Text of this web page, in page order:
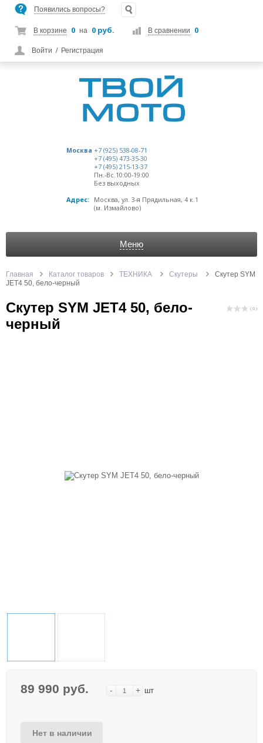
Появились вопросы?
В корзине 0 на 0 руб. В сравнении 0
Войти / Регистрация
Москва +7 (925) 538-08-71
+7 (495) 473-35-30
+7 (495) 215-13-37
Пн.-Вс.10:00-19:00
Без выходных
Адрес:
Москва, ул. 3-я Прядильная, 4 к.1
(м. Измайлово)
Меню
Главная Каталог товаров ТЕХНИКА Скутеры
Скутер SYM
JET4 50, бело-черный
Скутер SYM JET4 50, бело-
черный
( 0 )
89 990 руб. - + шт
Нет в наличии